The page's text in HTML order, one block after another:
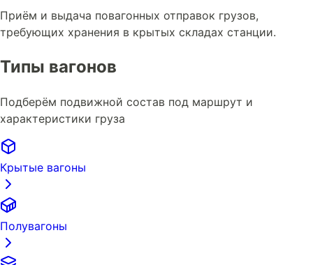
Приём и выдача повагонных отправок грузов,
требующих хранения в крытых складах станции.
Типы вагонов
Подберём подвижной состав под маршрут и
характеристики груза
Крытые вагоны
Полувагоны